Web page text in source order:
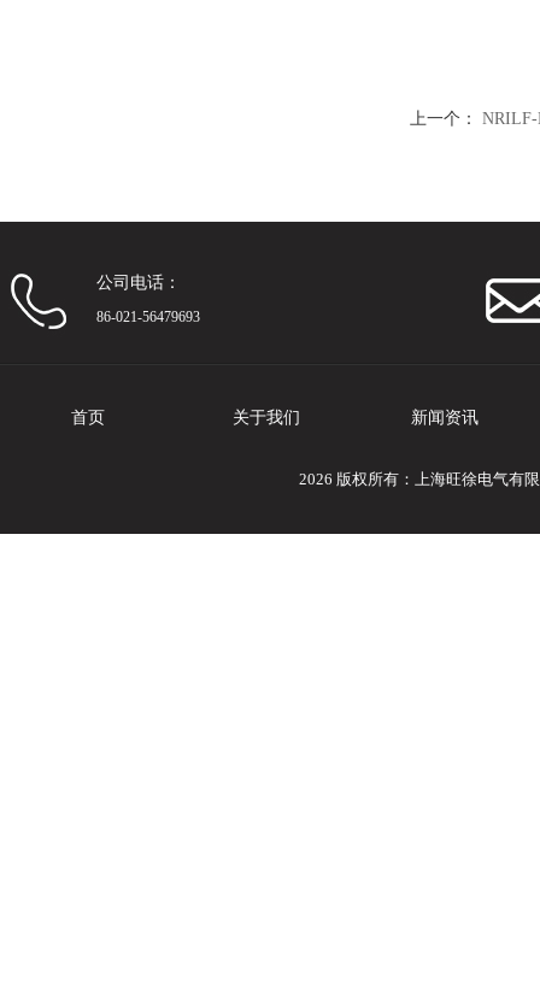
上一个： NRILF-
公司电话：
86-021-56479693
首页 关于我们 新闻资讯
2026 版权所有：上海旺徐电气有